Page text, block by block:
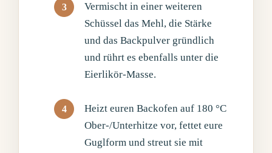
Vermischt in einer weiteren
Schüssel das Mehl, die Stärke
und das Backpulver gründlich
und rührt es ebenfalls unter die
Eierlikör-Masse.
Heizt euren Backofen auf 180 °C
Ober-/Unterhitze vor, fettet eure
Guglform und streut sie mit